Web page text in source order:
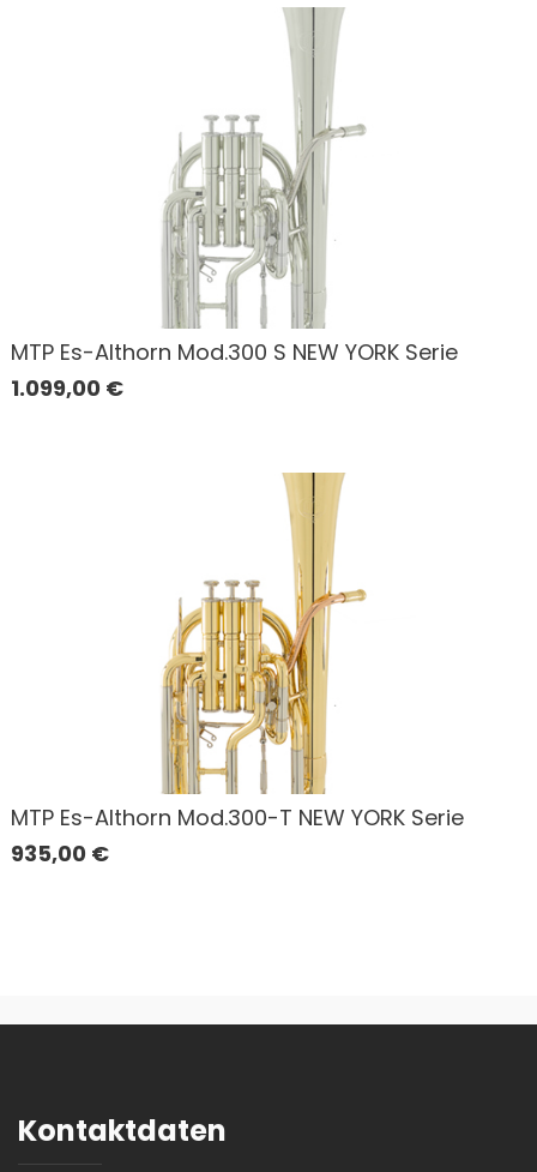
MTP Es-Althorn Mod.300 S NEW YORK Serie
1.099,00 €
MTP Es-Althorn Mod.300-T NEW YORK Serie
935,00 €
Kontaktdaten